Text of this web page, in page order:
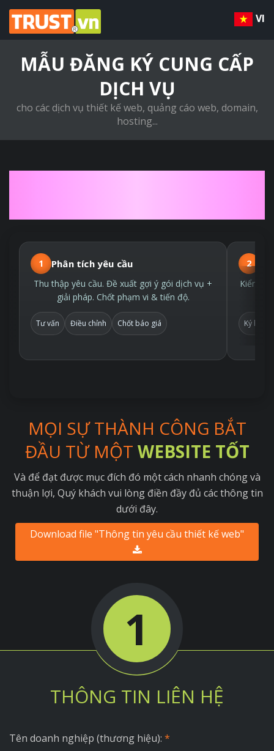
VI
MẪU ĐĂNG KÝ CUNG CẤP
DỊCH VỤ
cho các dịch vụ thiết kế web, quảng cáo web, domain,
hosting...
1 Phân tích yêu cầu
Thu thập yêu cầu. Đề xuất gợi ý gói dịch vụ +
giải pháp. Chốt phạm vi & tiến độ.
Tư vấn Điều chỉnh Chốt báo giá
2
Kiểm
Ký hợp
MỌI SỰ THÀNH CÔNG BẮT
ĐẦU TỪ MỘT WEBSITE TỐT
Và để đạt được mục đích đó một cách nhanh chóng và
thuận lợi, Quý khách vui lòng điền đầy đủ các thông tin
dưới đây.
Download file "Thông tin yêu cầu thiết kế web"
1
THÔNG TIN LIÊN HỆ
Tên doanh nghiệp (thương hiệu): *